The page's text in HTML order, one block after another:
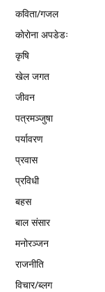
कविता/गजल
काेराेना अपडेडः
कृषि
खेल जगत
जीवन
पत्रमञ्जुषा
पर्यावरण
प्रवास
प्रविधी
बहस
बाल संसार
मनोरञ्जन
राजनीति
विचार/ब्लग